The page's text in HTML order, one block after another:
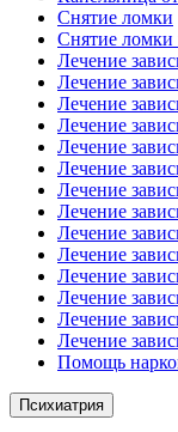
Снятие ломки
Снятие ломки
Лечение
Лечение
Лечение
Лечение
Лечение
Лечение
Лечение
Лечение
Лечение
Лечение
Лечение
Лечение
Лечение
Лечение
Помощь
Психиатрия